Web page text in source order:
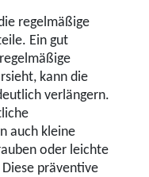
regelmäßige
Ein gut
kann die
verlängern.
auch kleine
oder leichte
präventive